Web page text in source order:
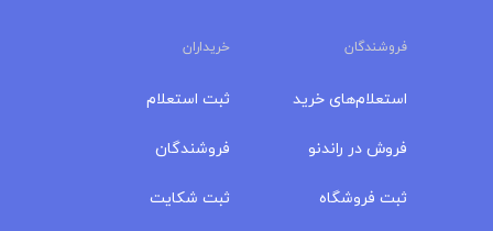
فروشندگان خریداران
استعلام‌های خرید
فروش در راندنو
ثبت فروشگاه
ثبت استعلام
فروشندگان
ثبت شکایت